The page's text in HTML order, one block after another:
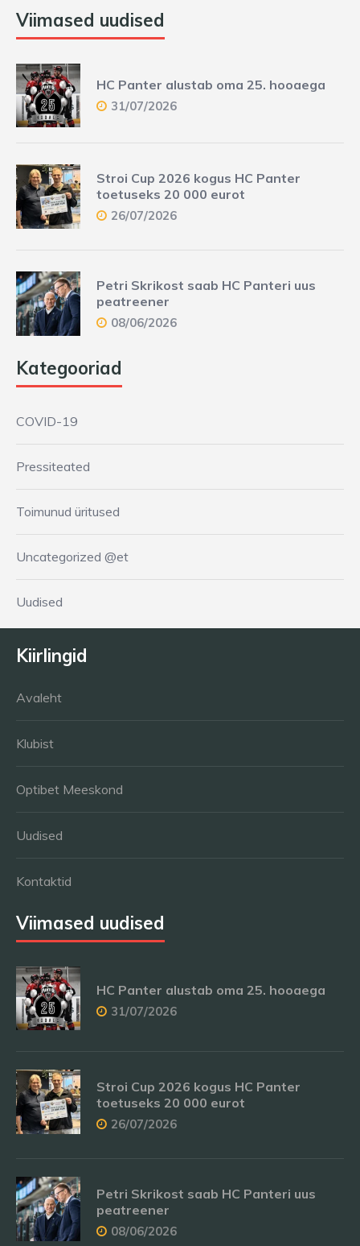
Viimased uudised
HC Panter alustab oma 25. hooaega
31/07/2026
Stroi Cup 2026 kogus HC Panter
toetuseks 20 000 eurot
26/07/2026
Petri Skrikost saab HC Panteri uus
peatreener
08/06/2026
Kategooriad
COVID-19
Pressiteated
Toimunud üritused
Uncategorized @et
Uudised
Kiirlingid
Avaleht
Klubist
Optibet Meeskond
Uudised
Kontaktid
Viimased uudised
HC Panter alustab oma 25. hooaega
31/07/2026
Stroi Cup 2026 kogus HC Panter
toetuseks 20 000 eurot
26/07/2026
Petri Skrikost saab HC Panteri uus
peatreener
08/06/2026